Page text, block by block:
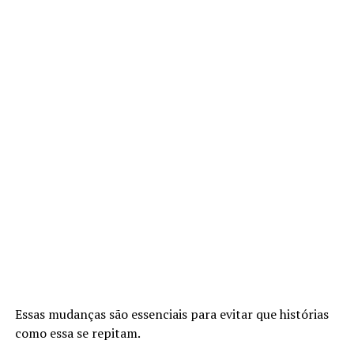
Essas mudanças são essenciais para evitar que histórias
como essa se repitam.